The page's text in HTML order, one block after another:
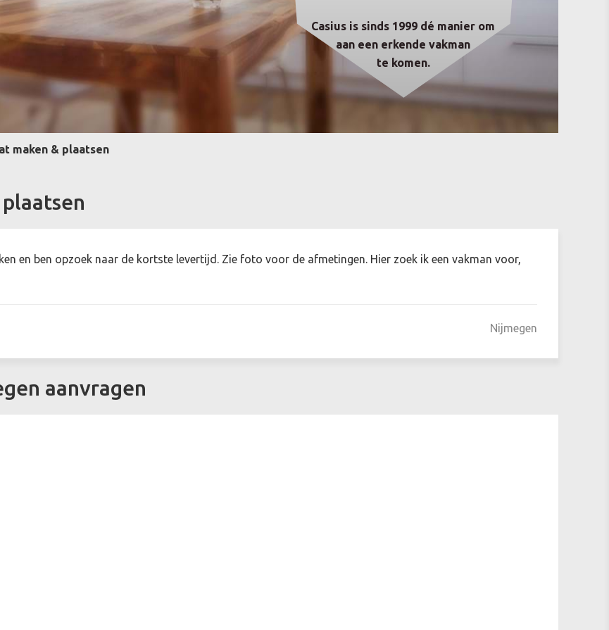
Casius is sinds 1999 dé manier om
aan een erkende vakman
te komen.
maken & plaatsen
en ben opzoek naar de kortste levertijd. Zie foto voor de afmetingen. Hier zoek ik een vakman voor,
Nijmegen
aanvragen